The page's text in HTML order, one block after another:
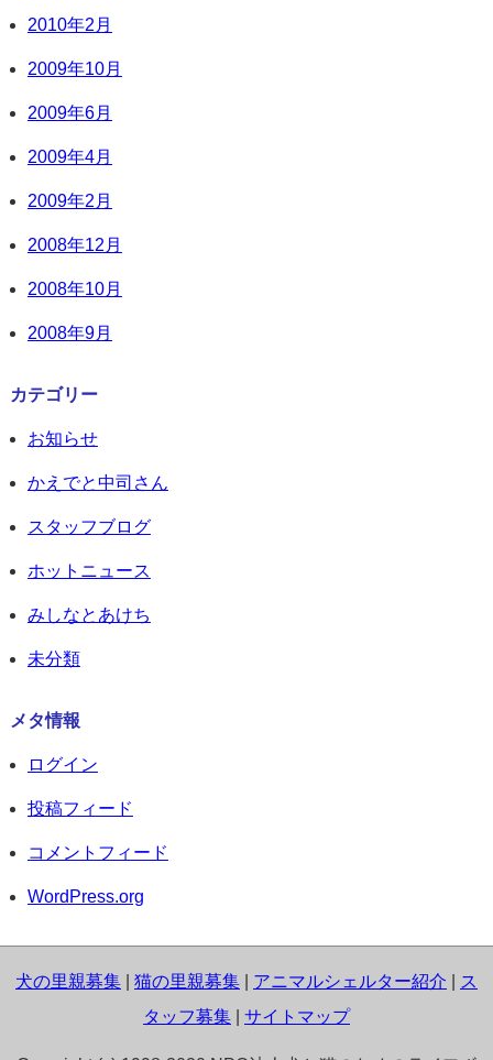
2010年2月
2009年10月
2009年6月
2009年4月
2009年2月
2008年12月
2008年10月
2008年9月
カテゴリー
お知らせ
かえでと中司さん
スタッフブログ
ホットニュース
みしなとあけち
未分類
メタ情報
ログイン
投稿フィード
コメントフィード
WordPress.org
犬の里親募集 猫の里親募集 アニマルシェルター紹介
ス
タッフ募集
サイトマップ